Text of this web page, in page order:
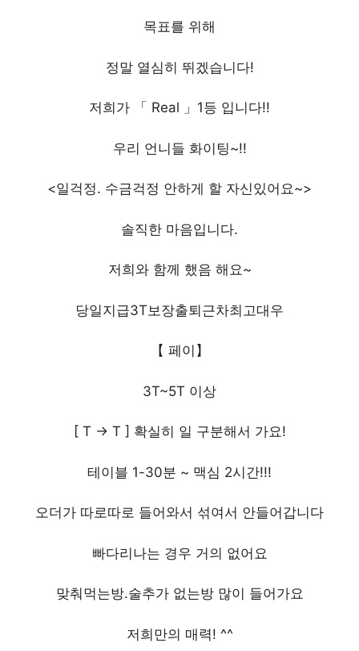
목표를 위해
정말 열심히 뛰겠습니다!
저희가 「 Real 」1등 입니다!!
우리 언니들 화이팅~!!
<일걱정. 수금걱정 안하게 할 자신있어요~>
솔직한 마음입니다.
저희와 함께 했음 해요~
당일지급3T보장출퇴근차최고대우
【 페이】
3T~5T 이상
[ T -> T ] 확실히 일 구분해서 가요!
테이블 1-30분 ~ 맥심 2시간!!!
오더가 따로따로 들어와서 섞여서 안들어갑니다
빠다리나는 경우 거의 없어요
맞춰먹는방.술추가 없는방 많이 들어가요
저희만의 매력! ^^